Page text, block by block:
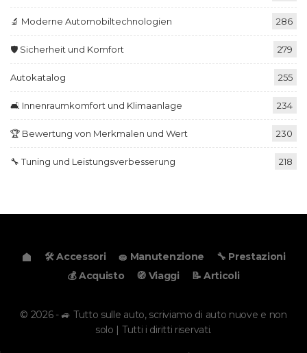
🔬 Moderne Automobiltechnologien 286
🛡️ Sicherheit und Komfort 279
Autokatalog 255
🛋️ Innenraumkomfort und Klimaanlage 234
🏆 Bewertung von Merkmalen und Wert 230
🔧 Tuning und Leistungsverbesserung 218
🛠️ Accessori 🧽 Manutenzione
🔧 Prestazioni
💰 Acquisto
🧭 Viaggi 📝 Articoli
© 2026 - 🚙 Tutto sulle auto, scriviamo di auto nuove e non
solo | Tutti i diritti riservati.